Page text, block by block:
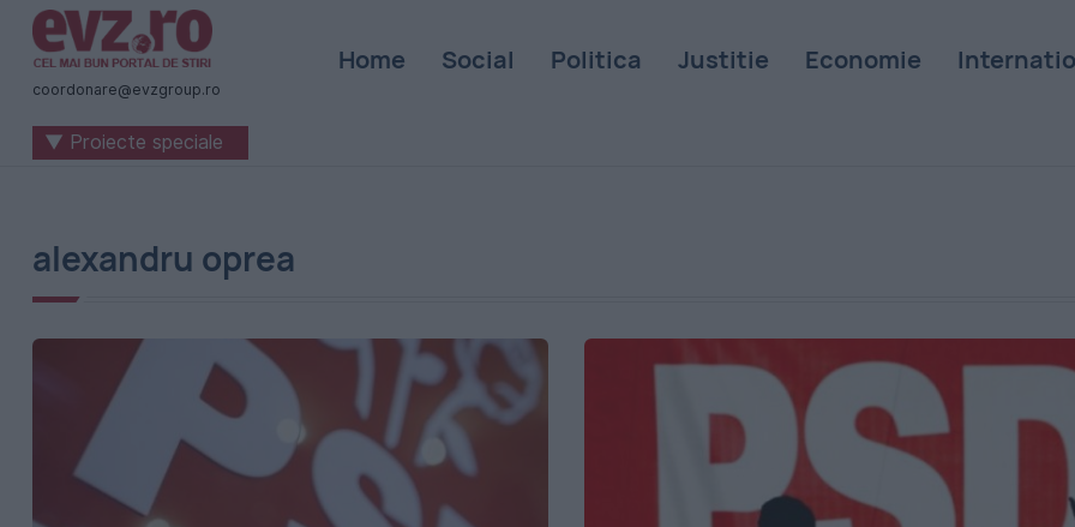
Știri
naționale
internaționale
România
-
coordonare@evzgroup.ro
Home Social Politica Justitie Economie
▼ Proiecte speciale
alexandru oprea